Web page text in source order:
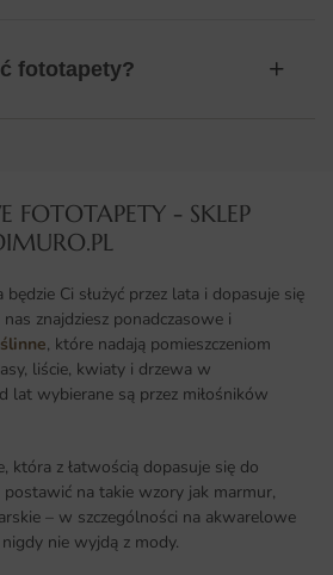
fototapety?
FOTOTAPETY - SKLEP
Ci służyć przez lata i dopasuje się
znajdziesz ponadczasowe i
, które nadają pomieszczeniom
liście, kwiaty i drzewa w
lat wybierane są przez miłośników
która z łatwością dopasuje się do
na takie wzory jak marmur,
– w szczególności na akwarelowe
nie wyjdą z mody.